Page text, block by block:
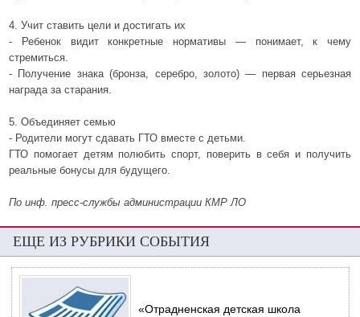
4. Учит ставить цели и достигать их
- Ребенок видит конкретные нормативы — понимает, к чему
стремиться.
- Получение знака (бронза, серебро, золото) — первая серьезная
награда за старания.
5. Объединяет семью
- Родители могут сдавать ГТО вместе с детьми.
ГТО помогает детям полюбить спорт, поверить в себя и получить
реальные бонусы для будущего.
По инф. пресс-службы администрации КМР ЛО
ЕЩЕ ИЗ РУБРИКИ СОБЫТИЯ
«Отрадненская детская школа